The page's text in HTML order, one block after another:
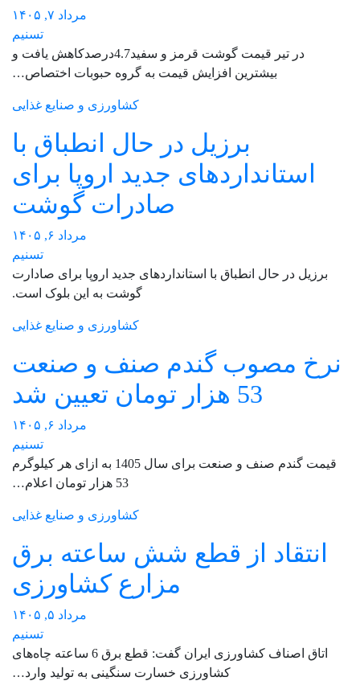
مرداد ۷, ۱۴۰۵
تسنیم
در تیر قیمت گوشت قرمز و سفید4.7درصدکاهش یافت و
بیشترین افزایش قیمت به گروه حبوبات اختصاص…
کشاورزی و صنایع غذایی
برزیل در حال انطباق با
استانداردهای جدید اروپا برای
صادرات گوشت
مرداد ۶, ۱۴۰۵
تسنیم
برزیل در حال انطباق با استانداردهای جدید اروپا برای صادارت
گوشت به این بلوک است.
کشاورزی و صنایع غذایی
نرخ مصوب گندم صنف و صنعت
53 هزار تومان تعیین شد
مرداد ۶, ۱۴۰۵
تسنیم
قیمت گندم صنف و صنعت برای سال 1405 به ازای هر کیلوگرم
53 هزار تومان اعلام…
کشاورزی و صنایع غذایی
انتقاد از قطع شش ساعته برق
مزارع کشاورزی
مرداد ۵, ۱۴۰۵
تسنیم
اتاق اصناف کشاورزی ایران گفت: قطع برق 6 ساعته چاه‌های
کشاورزی خسارت سنگینی به تولید وارد…